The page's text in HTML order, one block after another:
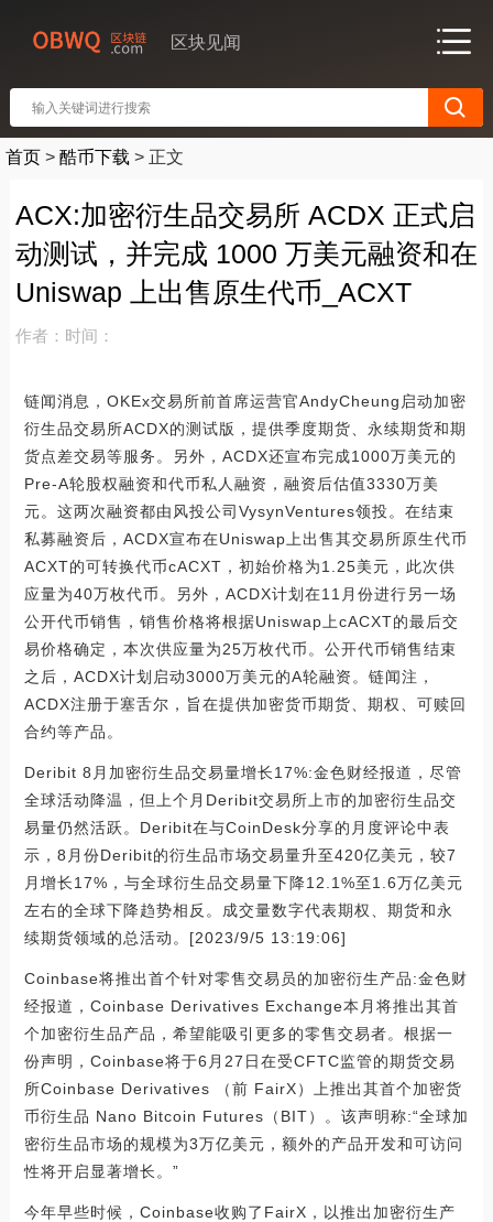
区块见闻
首页 > 酷币下载 > 正文
ACX:加密衍生品交易所 ACDX 正式启
动测试，并完成 1000 万美元融资和在
Uniswap 上出售原生代币_ACXT
作者： 时间：
链闻消息，OKEx交易所前首席运营官AndyCheung启动加密
衍生品交易所ACDX的测试版，提供季度期货、永续期货和期
货点差交易等服务。另外，ACDX还宣布完成1000万美元的
Pre-A轮股权融资和代币私人融资，融资后估值3330万美
元。这两次融资都由风投公司VysynVentures领投。在结束
私募融资后，ACDX宣布在Uniswap上出售其交易所原生代币
ACXT的可转换代币cACXT，初始价格为1.25美元，此次供
应量为40万枚代币。另外，ACDX计划在11月份进行另一场
公开代币销售，销售价格将根据Uniswap上cACXT的最后交
易价格确定，本次供应量为25万枚代币。公开代币销售结束
之后，ACDX计划启动3000万美元的A轮融资。链闻注，
ACDX注册于塞舌尔，旨在提供加密货币期货、期权、可赎回
合约等产品。
Deribit 8月加密衍生品交易量增长17%:金色财经报道，尽管
全球活动降温，但上个月Deribit交易所上市的加密衍生品交
易量仍然活跃。Deribit在与CoinDesk分享的月度评论中表
示，8月份Deribit的衍生品市场交易量升至420亿美元，较7
月增长17%，与全球衍生品交易量下降12.1%至1.6万亿美元
左右的全球下降趋势相反。成交量数字代表期权、期货和永
续期货领域的总活动。[2023/9/5 13:19:06]
Coinbase将推出首个针对零售交易员的加密衍生产品:金色财
经报道，Coinbase Derivatives Exchange本月将推出其首
个加密衍生品产品，希望能吸引更多的零售交易者。根据一
份声明，Coinbase将于6月27日在受CFTC监管的期货交易
所Coinbase Derivatives （前 FairX）上推出其首个加密货
币衍生品 Nano Bitcoin Futures（BIT）。该声明称:“全球加
密衍生品市场的规模为3万亿美元，额外的产品开发和可访问
性将开启显著增长。”
今年早些时候，Coinbase收购了FairX，以推出加密衍生产